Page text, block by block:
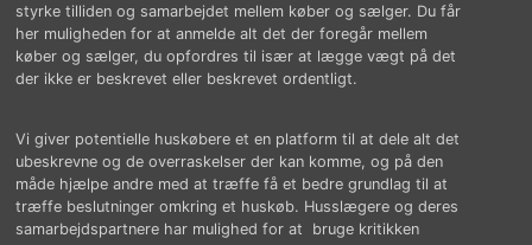
styrke tilliden og samarbejdet mellem køber og sælger. Du får
her muligheden for at anmelde alt det der foregår mellem
køber og sælger, du opfordres til især at lægge vægt på det
der ikke er beskrevet eller beskrevet ordentligt.
Vi giver potentielle huskøbere et en platform til at dele alt det
ubeskrevne og de overraskelser der kan komme, og på den
måde hjælpe andre med at træffe få et bedre grundlag til at
træffe beslutninger omkring et huskøb. Husslægere og deres
samarbejdspartnere har mulighed for at bruge kritikken